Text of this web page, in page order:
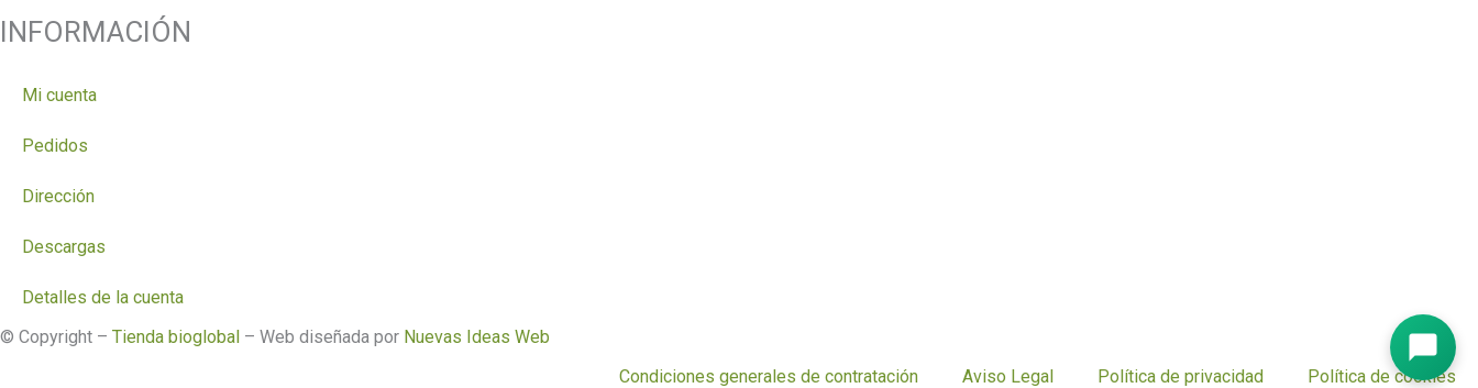
INFORMACIÓN
Mi cuenta
Pedidos
Dirección
Descargas
Detalles de la cuenta
© Copyright – Tienda bioglobal – Web diseñada por Nuevas Ideas Web
Condiciones generales de contratación
Aviso Legal Política de privacidad Política de cookies